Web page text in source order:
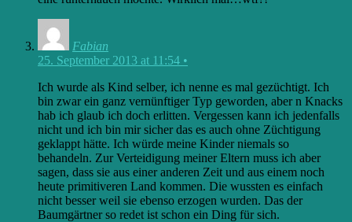
Fabian
25. September 2013 at 11:54 •
Ich wurde als Kind selber, ich nenne es mal gezüchtigt. Ich
bin zwar ein ganz vernünftiger Typ geworden, aber n Knacks
hab ich glaub ich doch erlitten. Vergessen kann ich jedenfalls
nicht und ich bin mir sicher das es auch ohne Züchtigung
geklappt hätte. Ich würde meine Kinder niemals so
behandeln. Zur Verteidigung meiner Eltern muss ich aber
sagen, dass sie aus einer anderen Zeit und aus einem noch
heute primitiveren Land kommen. Die wussten es einfach
nicht besser weil sie ebenso erzogen wurden. Das der
Baumgärtner so redet ist schon ein Ding für sich.